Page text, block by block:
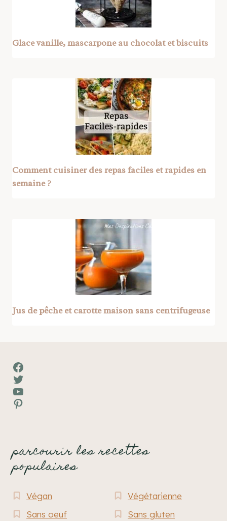
Glace vanille, mascarpone au chocolat et biscuits
Comment cuisiner des repas faciles et rapides en
semaine ?
Jus de pêche et carotte maison sans centrifugeuse
Facebook
Twitter
YouTube
Pinterest
parcourir les recettes
populaires
Végan
Végétarienne
Sans oeuf
Sans gluten